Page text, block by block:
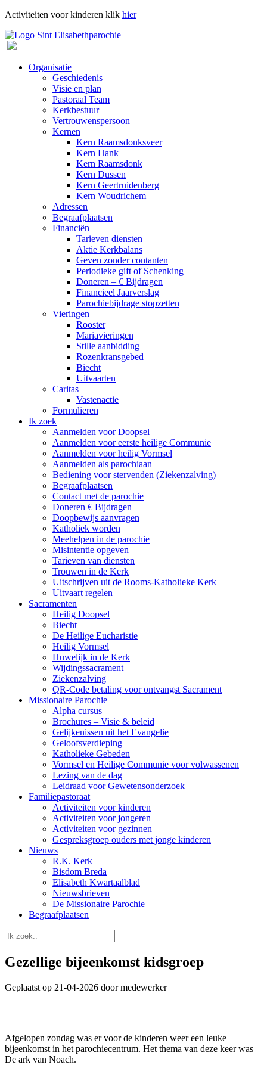
Activiteiten voor kinderen klik hier
Organisatie
Geschiedenis
Visie en plan
Pastoraal Team
Kerkbestuur
Vertrouwenspersoon
Kernen
Kern Raamsdonksveer
Kern Hank
Kern Raamsdonk
Kern Dussen
Kern Geertruidenberg
Kern Woudrichem
Adressen
Begraafplaatsen
Financiën
Tarieven diensten
Aktie Kerkbalans
Geven zonder contanten
Periodieke gift of Schenking
Doneren – € Bijdragen
Financieel Jaarverslag
Parochiebijdrage stopzetten
Vieringen
Rooster
Mariavieringen
Stille aanbidding
Rozenkransgebed
Biecht
Uitvaarten
Caritas
Vastenactie
Formulieren
Ik zoek
Aanmelden voor Doopsel
Aanmelden voor eerste heilige Communie
Aanmelden voor heilig Vormsel
Aanmelden als parochiaan
Bediening voor stervenden (Ziekenzalving)
Begraafplaatsen
Contact met de parochie
Doneren € Bijdragen
Doopbewijs aanvragen
Katholiek worden
Meehelpen in de parochie
Misintentie opgeven
Tarieven van diensten
Trouwen in de Kerk
Uitschrijven uit de Rooms-Katholieke Kerk
Uitvaart regelen
Sacramenten
Heilig Doopsel
Biecht
De Heilige Eucharistie
Heilig Vormsel
Huwelijk in de Kerk
Wijdingssacrament
Ziekenzalving
QR-Code betaling voor ontvangst Sacrament
Missionaire Parochie
Alpha cursus
Brochures – Visie & beleid
Gelijkenissen uit het Evangelie
Geloofsverdieping
Katholieke Gebeden
Vormsel en Heilige Communie voor volwassenen
Lezing van de dag
Leidraad voor Gewetensonderzoek
Familiepastoraat
Activiteiten voor kinderen
Activiteiten voor jongeren
Activiteiten voor gezinnen
Gespreksgroep ouders met jonge kinderen
Nieuws
R.K. Kerk
Bisdom Breda
Elisabeth Kwartaalblad
Nieuwsbrieven
De Missionaire Parochie
Begraafplaatsen
Gezellige bijeenkomst kidsgroep
Geplaatst op 21-04-2026 door medewerker
Afgelopen zondag was er voor de kinderen weer een leuke
bijeenkomst in het parochiecentrum. Het thema van deze keer was
De ark van Noach.